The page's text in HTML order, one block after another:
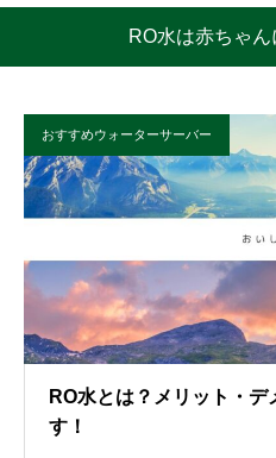
RO水は赤ちゃ
おすすめウォーターサーバー
RO水とは？メリット・デ
す！